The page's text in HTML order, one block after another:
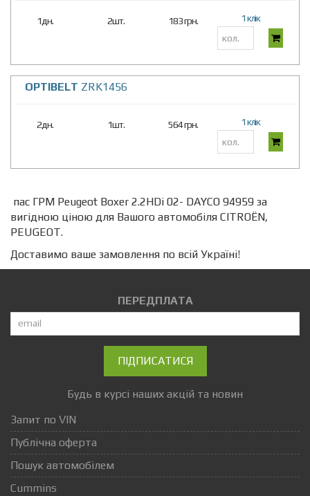
1дн. 2шт. 183 грн. 1 клік
OPTIBELT ZRK1456
2дн. 1шт. 564 грн. 1 клік
пас ГРМ Peugeot Boxer 2.2HDi 02- DAYCO 94959 за
вигідною ціною для Вашого автомобіля CITROËN,
PEUGEOT.
Доставимо ваше замовлення по всій Україні!
ПЕРЕДПЛАТА
ПІДПИСАТИСЯ
Будь в курсі наших акцій та новин
Запит по VIN
Публічна оферта
Пошук автомобілем
Cummins